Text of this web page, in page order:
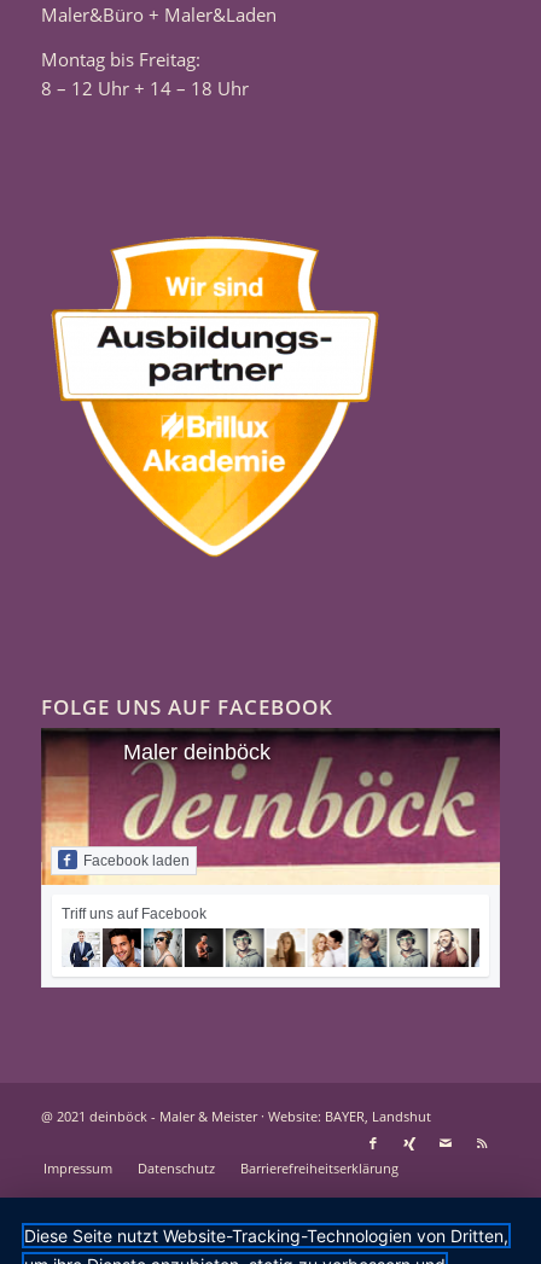
Maler&Büro + Maler&Laden
Montag bis Freitag:
8 – 12 Uhr + 14 – 18 Uhr
FOLGE UNS AUF FACEBOOK
Maler deinböck
Facebook laden
Triff uns auf Facebook
@ 2021 deinböck - Maler & Meister · Website: BAYER, Landshut
Impressum Datenschutz Barrierefreiheitserklärung
Diese Seite nutzt Website-Tracking-Technologien von Dritten,